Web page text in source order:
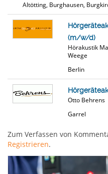
Altötting, Burghausen,
(m/w/d)
Hörakustik
Weege
Berlin
Otto Behrens
Garrel
Zum Verfassen von
Registrieren.